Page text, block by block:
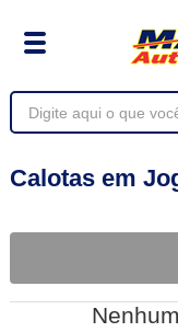
Calotas em